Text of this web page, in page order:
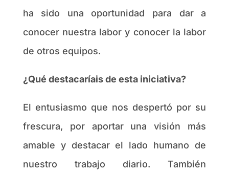
ha sido una oportunidad para dar a
conocer nuestra labor y conocer la labor
de otros equipos.
¿Qué destacaríais de esta iniciativa?
El entusiasmo que nos despertó por su
frescura, por aportar una visión más
amable y destacar el lado humano de
nuestro trabajo diario. También